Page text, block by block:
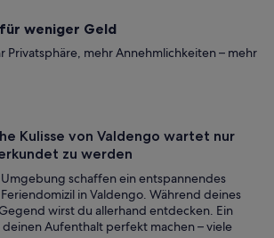
weniger Geld
Privatsphäre, mehr Annehmlichkeiten – mehr
Kulisse von Valdengo wartet nur
zu werden
schaffen ein entspannendes
in Valdengo. Während deines
wirst du allerhand entdecken. Ein
deinen Aufenthalt perfekt machen – viele